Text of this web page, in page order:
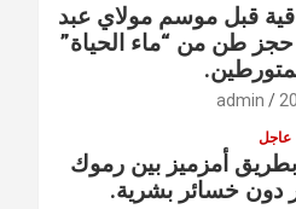
قبل موسم مولاي عبد
حجز طن من “ماء الحياة”
admin
عاجل
أمزميز بين رموك
دون خسائر بشرية.